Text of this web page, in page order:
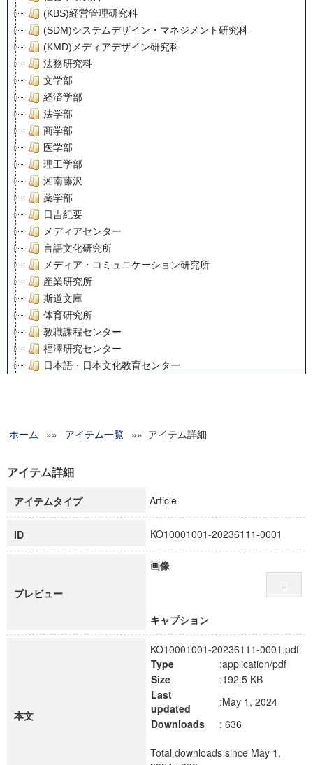
(KBS)経営管理研究科
(SDM)システムデザイン・マネジメント研究科
(KMD)メディアデザイン研究科
法務研究科
文学部
経済学部
法学部
商学部
医学部
理工学部
湘南藤沢
薬学部
日吉紀要
メディアセンター
言語文化研究所
メディア・コミュニケーション研究所
産業研究所
斯道文庫
体育研究所
教職課程センター
福澤研究センター
日本語・日本文化教育センター
グローバルリサーチインスティテュート
科学研究費補助金研究成果報告書
慶應義塾大学グローバルCOEプログラム市民社会ガバナンス
慶應義塾大学グローバルCOEプログラム論理と感性の先端的
博士課程教育リーディングプログラム「超成熟社会発展のサ
学術雑誌掲載論文等(8)
ホーム »» アイテム一覧 »» アイテム詳細
アイテム詳細
アイテムタイプ Article
ID KO10001001-20236111-0001
プレビュー
画像
キャプション
本文
KO10001001-20236111-0001.pdf
Type
:application/pdf
Size
:192.5 KB
Last
updated
:May 1, 2024
Downloads
: 636
Total downloads since May 1,